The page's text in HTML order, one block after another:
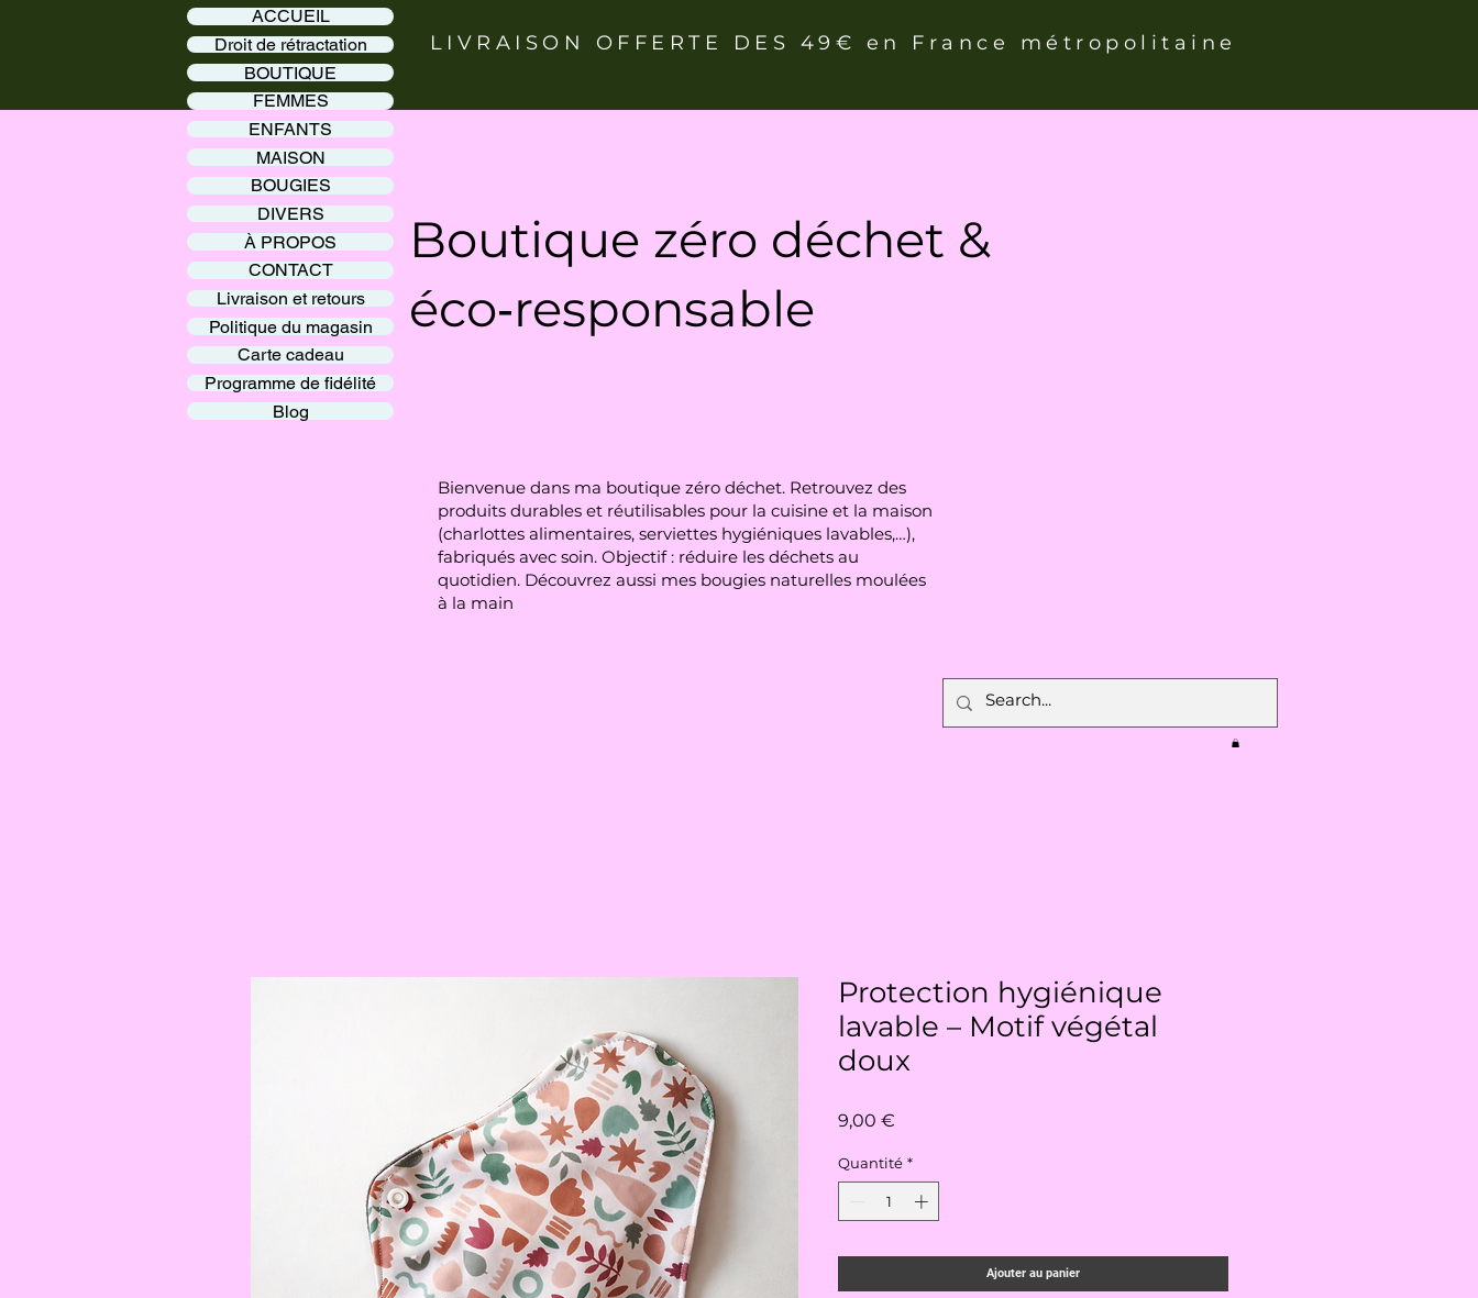
LIVRAISON OFFERTE DES 49€ en France métropolitaine
ACCUEIL
Droit de rétractation
BOUTIQUE
FEMMES
ENFANTS
MAISON
BOUGIES
DIVERS
À PROPOS
CONTACT
Livraison et retours
Politique du magasin
Carte cadeau
Programme de fidélité
Blog
Boutique zéro déchet &
éco‑responsable
Bienvenue dans ma boutique zéro déchet. Retrouvez des
produits durables et réutilisables pour la cuisine et la maison
(charlottes alimentaires, serviettes hygiéniques lavables,…),
fabriqués avec soin. Objectif : réduire les déchets au
quotidien. Découvrez aussi mes bougies naturelles moulées
à la main
Protection hygiénique
lavable – Motif végétal
doux
9,00 €
Quantité *
Ajouter au panier